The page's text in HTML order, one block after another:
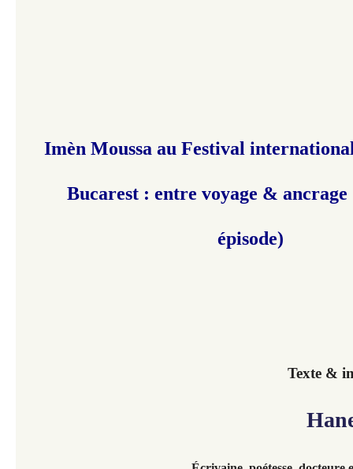
Imèn Moussa au Festival
Bucarest : entre voyage &
épisode)
Texte &